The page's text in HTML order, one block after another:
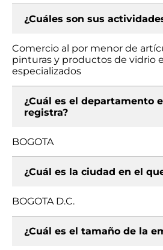
¿Cuáles son sus
Comercio al por menor de
pinturas y productos de vidrio
especializados
¿Cuál es el departamento
registra?
BOGOTA
¿Cuál es la ciudad en el
BOGOTA D.C.
¿Cuál es el tamaño de la